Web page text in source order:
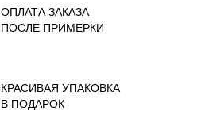
ОПЛАТА ЗАКАЗА
ПОСЛЕ ПРИМЕРКИ
КРАСИВАЯ УПАКОВКА
В ПОДАРОК